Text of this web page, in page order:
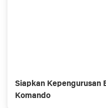
Siapkan Kepengurusan
Komando